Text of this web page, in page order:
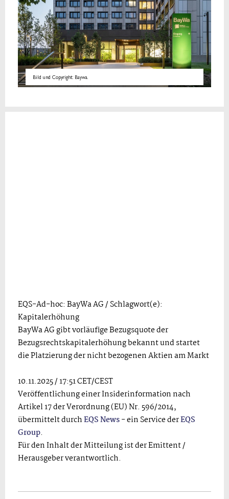
Bild und Copyright: Baywa.
EQS-Ad-hoc: BayWa AG / Schlagwort(e):
Kapitalerhöhung
BayWa AG gibt vorläufige Bezugsquote der
Bezugsrechtskapitalerhöhung bekannt und startet
die Platzierung der nicht bezogenen Aktien am Markt
10.11.2025 / 17:51 CET/CEST
Veröffentlichung einer Insiderinformation nach
Artikel 17 der Verordnung (EU) Nr. 596/2014,
übermittelt durchEQS News- ein Service derEQS
Group.
Für den Inhalt der Mitteilung ist der Emittent /
Herausgeber verantwortlich.